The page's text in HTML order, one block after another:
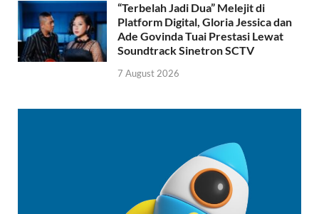
“Terbelah Jadi Dua” Melejit di
Platform Digital, Gloria Jessica dan
Ade Govinda Tuai Prestasi Lewat
Soundtrack Sinetron SCTV
7 August 2026